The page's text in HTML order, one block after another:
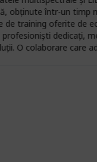
minim. Suportul
SkyGrid au
mereu prompti și
valoare pe